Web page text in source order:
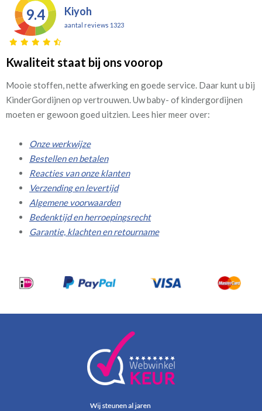
9.4 Kiyoh
aantal reviews 1323
Kwaliteit staat bij ons voorop
Mooie stoffen, nette afwerking en goede service. Daar kunt u bij
KinderGordijnen op vertrouwen. Uw baby- of kindergordijnen
moeten er gewoon goed uitzien. Lees hier meer over:
Onze werkwijze
Bestellen en betalen
Reacties van onze klanten
Verzending en levertijd
Algemene voorwaarden
Bedenktijd en herroepingsrecht
Garantie, klachten en retourname